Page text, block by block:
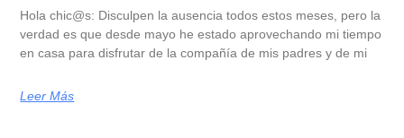
Hola chic@s: Disculpen la ausencia todos estos meses, pero la
verdad es que desde mayo he estado aprovechando mi tiempo
en casa para disfrutar de la compañía de mis padres y de mi
Leer Más